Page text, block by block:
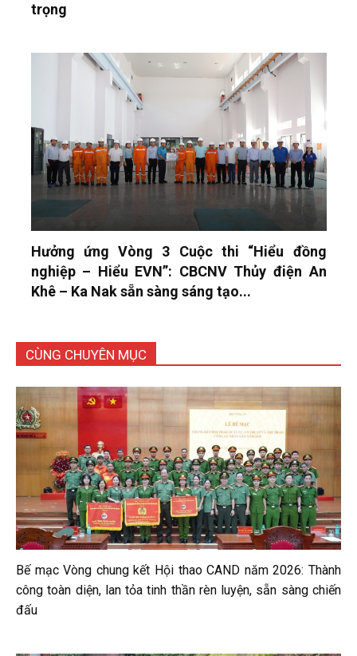
trọng
Hưởng ứng Vòng 3 Cuộc thi “Hiểu đồng
nghiệp – Hiểu EVN”: CBCNV Thủy điện An
Khê – Ka Nak sẵn sàng sáng tạo...
CÙNG CHUYÊN MỤC
Bế mạc Vòng chung kết Hội thao CAND năm 2026: Thành
công toàn diện, lan tỏa tinh thần rèn luyện, sẵn sàng chiến
đấu